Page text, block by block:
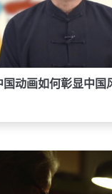
国动画如何彰显中国